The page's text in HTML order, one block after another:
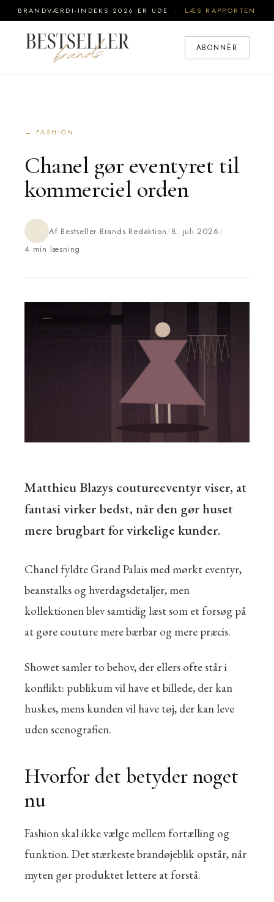
BRANDVÆRDI-INDEKS 2026 ER UDE · LÆS RAPPORTEN
ABONNÉR
← FASHION
Chanel gør eventyret til
kommerciel orden
Af Bestseller Brands Redaktion/8. juli 2026/
4 min læsning
Matthieu Blazys coutureeventyr viser, at
fantasi virker bedst, når den gør huset
mere brugbart for virkelige kunder.
Chanel fyldte Grand Palais med mørkt eventyr,
beanstalks og hverdagsdetaljer, men
kollektionen blev samtidig læst som et forsøg på
at gøre couture mere bærbar og mere præcis.
Showet samler to behov, der ellers ofte står i
konflikt: publikum vil have et billede, der kan
huskes, mens kunden vil have tøj, der kan leve
uden scenografien.
Hvorfor det betyder noget
nu
Fashion skal ikke vælge mellem fortælling og
funktion. Det stærkeste brandøjeblik opstår, når
myten gør produktet lettere at forstå.